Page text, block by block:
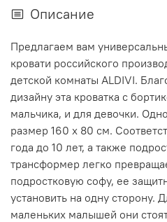
Описание
Предлагаем вам
кровати российского
детской комнаты ALDIVI.
дизайну эта кроватка с
мальчика, и для девочки.
размер 160 x 80 см.
года до 10 лет, а также
трансформер легко
подростковую софу, ее
установить на одну сторону.
маленьких малышей они